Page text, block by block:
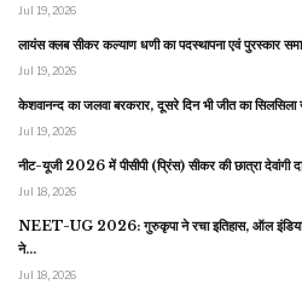
Jul 19, 2026
लायंस क्लब सीकर कल्याण धणी का पदस्थापना एवं पुरस्कार
Jul 19, 2026
केशवानन्द का जलवा बरकरार, दूसरे दिन भी जीत का सिलसिला
Jul 19, 2026
नीट-यूजी 2026 में पीसीपी (प्रिंस) सीकर की छात्रा देवांगी
Jul 18, 2026
NEET-UG 2026: गुरुकृपा ने रचा इतिहास, ऑल
ने…
Jul 18, 2026